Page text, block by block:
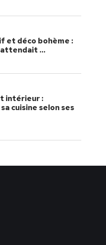
et déco bohème :
…
intérieur :
cuisine selon ses